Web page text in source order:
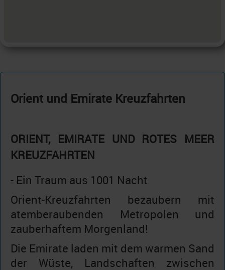
Orient und Emirate Kreuzfahrten
ORIENT, EMIRATE UND ROTES MEER
KREUZFAHRTEN
- Ein Traum aus 1001 Nacht
Orient-Kreuzfahrten bezaubern mit
atemberaubenden Metropolen und
zauberhaftem Morgenland!
Die Emirate laden mit dem warmen Sand
der Wüste, Landschaften zwischen